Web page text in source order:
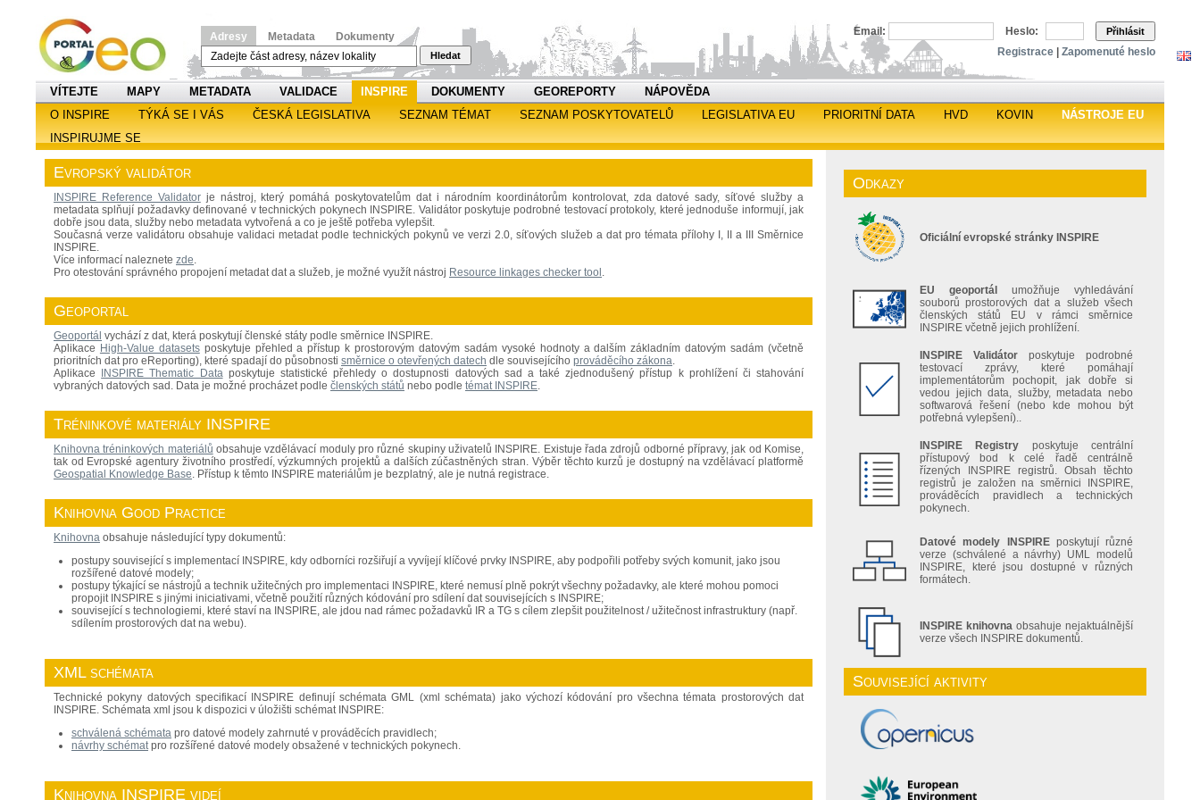
Adresy Metadata Dokumenty
Hledat
Email: Heslo: Přihlásit
Registrace Zapomenuté heslo
VÍTEJTE MAPY METADATA VALIDACE INSPIRE DOKUMENTY GEOREPORTY
NÁPOVĚDA
O INSPIRE
TÝKÁ SE I VÁS ČESKÁ LEGISLATIVA SEZNAM TÉMAT SEZNAM POSKYTOVATELŮ LEGISLATIVA EU PRIORITNÍ DATA HVD KOVIN
NÁSTROJE EU
INSPIRUJME SE
Evropský validátor
INSPIRE Reference Validatorje nástroj, který pomáhá poskytovatelům dat i národním koordinátorům kontrolovat, zda datové sady, síťové služby a
metadata splňují požadavky definované v technických pokynech INSPIRE. Validátor poskytuje podrobné testovací protokoly, které jednoduše informují, jak
dobře jsou data, služby nebo metadata vytvořená a co je ještě potřeba vylepšit.
Současná verze validátoru obsahuje validaci metadat podle technických pokynů ve verzi 2.0, síťových služeb a dat pro témata přílohy I, II a III Směrnice
INSPIRE.
Více informací naleznete zde.
Pro otestování správného propojení metadat dat a služeb, je možné využít nástroj Resource linkages checker tool .
Geoportal
Geoportál vychází z dat, která poskytují členské státy podle směrnice INSPIRE.
Aplikace High-Value datasetsposkytuje přehled a přístup k prostorovým datovým sadám vysoké hodnoty a dalším základním datovým sadám (včetně
prioritních dat pro eReporting), které spadají do působnosti směrnice o otevřených datech dle souvisejícího prováděcího zákona.
Aplikace
INSPIRE Thematic Dataposkytuje statistické přehledy o dostupnosti datových sad a také zjednodušený přístup k prohlížení či stahování
vybraných datových sad. Data je možné procházet podle členských států nebo podle témat INSPIRE.
Tréninkové materiály INSPIRE
Knihovna tréninkových materiálů obsahuje vzdělávací moduly pro různé skupiny uživatelů INSPIRE. Existuje řada zdrojů odborné přípravy, jak od Komise,
tak od Evropské agentury životního prostředí, výzkumných projektů a dalších zúčastněných stran. Výběr těchto kurzů je dostupný na vzdělávací platformě
Geospatial Knowledge Base. Přístup k těmto INSPIRE materiálům je bezplatný, ale je nutná registrace.
Knihovna Good Practice
Knihovna obsahuje následující typy dokumentů:
postupy související s implementací INSPIRE, kdy odborníci rozšiřují a vyvíjejí klíčové prvky INSPIRE, aby podpořili potřeby svých komunit, jako jsou
rozšířené datové modely;
postupy týkající se nástrojů a technik užitečných pro implementaci INSPIRE, které nemusí plně pokrýt všechny požadavky, ale které mohou pomoci
propojit INSPIRE s jinými iniciativami, včetně použití různých kódování pro sdílení dat souvisejících s INSPIRE;
související s technologiemi, které staví na INSPIRE, ale jdou nad rámec požadavků IR a TG s cílem zlepšit použitelnost / užitečnost infrastruktury (např.
sdílením prostorových dat na webu).
XML schémata
Technické pokyny datových specifikací INSPIRE definují schémata GML (xml schémata) jako výchozí kódování pro všechna témata prostorových dat
INSPIRE. Schémata xml jsou k dispozici v úložišti schémat INSPIRE:
schválená schémata pro datové modely zahrnuté v prováděcích pravidlech;
návrhy schématpro rozšířené datové modely obsažené v technických pokynech.
Knihovna INSPIRE videí
Odkazy
Oficiální evropské stránky INSPIRE
EU geoportál
umožňuje vyhledávání
souborů prostorových dat a služeb všech
členských států EU v rámci směrnice
INSPIRE včetně jejich prohlížení.
INSPIRE Validátor poskytuje podrobné
testovací zprávy, které pomáhají
implementátorům pochopit, jak dobře si
vedou jejich data, služby, metadata nebo
softwarová řešení (nebo kde mohou být
potřebná vylepšení)..
INSPIRE Registry poskytuje centrální
přístupový bod k celé řadě centrálně
řízených INSPIRE registrů. Obsah těchto
registrů je založen na směrnici INSPIRE,
prováděcích pravidlech a technických
pokynech.
Datové modely INSPIRE poskytují různé
verze (schválené a návrhy) UML modelů
INSPIRE, které jsou dostupné v různých
formátech.
INSPIRE knihovna obsahuje nejaktuálnější
verze všech INSPIRE dokumentů.
Související aktivity